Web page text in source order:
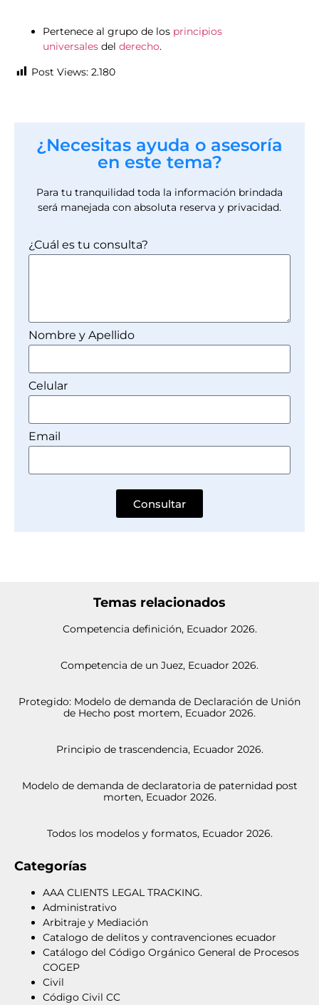
Pertenece al grupo de los principios
universales del derecho.
Post Views: 2.180
¿Necesitas ayuda o asesoría
en este tema?
Para tu tranquilidad toda la información brindada
será manejada con absoluta reserva y privacidad.
¿Cuál es tu consulta?
Nombre y Apellido
Celular
Email
Consultar
Temas relacionados
Competencia definición, Ecuador 2026.
Competencia de un Juez, Ecuador 2026.
Protegido: Modelo de demanda de Declaración de Unión
de Hecho post mortem, Ecuador 2026.
Principio de trascendencia, Ecuador 2026.
Modelo de demanda de declaratoria de paternidad post
morten, Ecuador 2026.
Todos los modelos y formatos, Ecuador 2026.
Categorías
AAA CLIENTS LEGAL TRACKING.
Administrativo
Arbitraje y Mediación
Catalogo de delitos y contravenciones ecuador
Catálogo del Código Orgánico General de Procesos
COGEP
Civil
Código Civil CC